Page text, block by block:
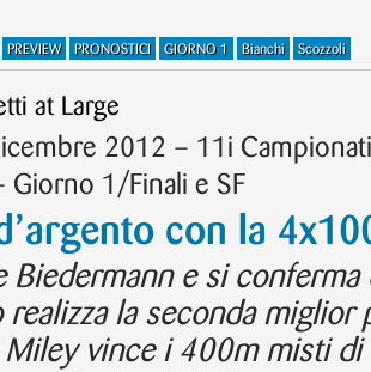
PREVIEW PRONOSTICI GIORNO 1 Bianchi Scozzoli
at Large
2012 – 11i
Giorno 1/Finali e SF
con la
Biedermann e si
realizza la seconda miglior
vince i 400m misti di